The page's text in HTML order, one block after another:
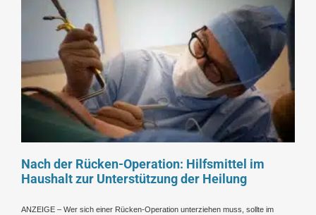
Nach der Rücken-Operation: Hilfsmittel im
Haushalt zur Unterstützung der Heilung
ANZEIGE – Wer sich einer Rücken-Operation unterziehen muss, sollte im